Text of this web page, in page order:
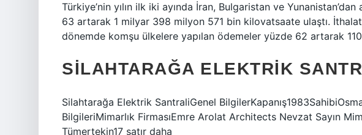
Türkiye’nin yılın ilk iki ayında İran, Bulgaristan ve
63 artarak 1 milyar 398 milyon 571 bin kilovatsaate ulaştı.
dönemde komşu ülkelere yapılan ödemeler yüzde 62 artarak
SILAHTARAĞA ELEKTRIK
Silahtarağa Elektrik SantraliGenel
BilgileriMimarlık FirmasıEmre Arolat Architects Nevzat Sayın
Tümertekin17 satır daha